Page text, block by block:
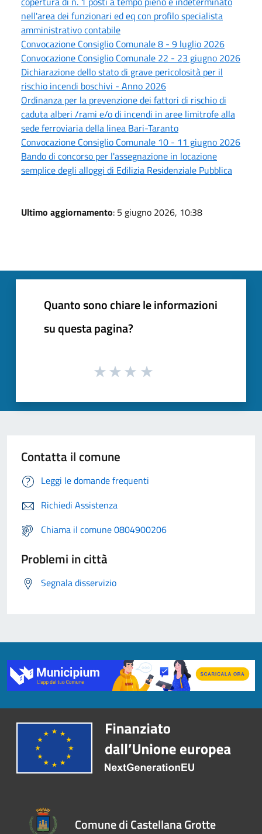
nell'area dei funzionari ed eq con profilo specialista
amministrativo contabile
Convocazione Consiglio Comunale 8 - 9 luglio 2026
Convocazione Consiglio Comunale 22 - 23 giugno 2026
Dichiarazione dello stato di grave pericolosità per il
rischio incendi boschivi - Anno 2026
Ordinanza per la prevenzione dei fattori di rischio di
caduta alberi /rami e/o di incendi in aree limitrofe alla
sede ferroviaria della linea Bari-Taranto
Convocazione Consiglio Comunale 10 - 11 giugno 2026
Bando di concorso per l'assegnazione in locazione
semplice degli alloggi di Edilizia Residenziale Pubblica
Ultimo aggiornamento: 5 giugno 2026, 10:38
Quanto sono chiare le informazioni
su questa pagina?
Contatta il comune
Leggi le domande frequenti
Richiedi Assistenza
Chiama il comune 0804900206
Problemi in città
Segnala disservizio
Comune di Castellana Grotte